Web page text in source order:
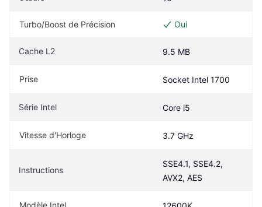
Turbo/Boost de Précision Oui
Cache L2 9.5 MB
Prise Socket Intel 1700
Série Intel Core i5
Vitesse d'Horloge 3.7 GHz
Instructions
SSE4.1, SSE4.2,
AVX2, AES
Modèle Intel